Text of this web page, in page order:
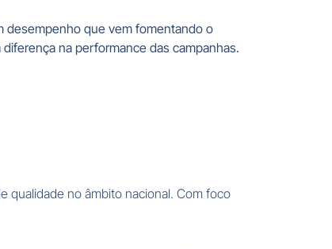
desempenho que vem fomentando o
na performance das campanhas.
qualidade no âmbito nacional. Com foco